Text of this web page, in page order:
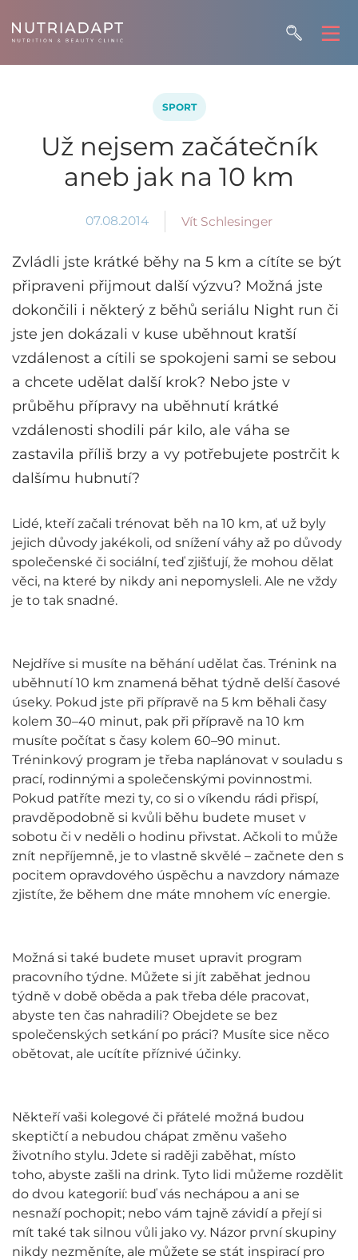
SPORT
Už nejsem začátečník
aneb jak na 10 km
07.08.2014 Vít Schlesinger
Zvládli jste krátké běhy na 5 km a cítíte se být
připraveni přijmout další výzvu? Možná jste
dokončili i některý z běhů seriálu Night run či
jste jen dokázali v kuse uběhnout kratší
vzdálenost a cítili se spokojeni sami se sebou
a chcete udělat další krok? Nebo jste v
průběhu přípravy na uběhnutí krátké
vzdálenosti shodili pár kilo, ale váha se
zastavila příliš brzy a vy potřebujete postrčit k
dalšímu hubnutí?
Lidé, kteří začali trénovat běh na 10 km, ať už byly
jejich důvody jakékoli, od snížení váhy až po důvody
společenské či sociální, teď zjišťují, že mohou dělat
věci, na které by nikdy ani nepomysleli. Ale ne vždy
je to tak snadné.
Nejdříve si musíte na běhání udělat čas. Trénink na
uběhnutí 10 km znamená běhat týdně delší časové
úseky. Pokud jste při přípravě na 5 km běhali časy
kolem 30–40 minut, pak při přípravě na 10 km
musíte počítat s časy kolem 60–90 minut.
Tréninkový program je třeba naplánovat v souladu s
prací, rodinnými a společenskými povinnostmi.
Pokud patříte mezi ty, co si o víkendu rádi přispí,
pravděpodobně si kvůli běhu budete muset v
sobotu či v neděli o hodinu přivstat. Ačkoli to může
znít nepříjemně, je to vlastně skvělé – začnete den s
pocitem opravdového úspěchu a navzdory námaze
zjistíte, že během dne máte mnohem víc energie.
Možná si také budete muset upravit program
pracovního týdne. Můžete si jít zaběhat jednou
týdně v době oběda a pak třeba déle pracovat,
abyste ten čas nahradili? Obejdete se bez
společenských setkání po práci? Musíte sice něco
obětovat, ale ucítíte příznivé účinky.
Někteří vaši kolegové či přátelé možná budou
skeptičtí a nebudou chápat změnu vašeho
životního stylu. Jdete si raději zaběhat, místo
toho, abyste zašli na drink. Tyto lidi můžeme rozdělit
do dvou kategorií: buď vás nechápou a ani se
nesnaží pochopit; nebo vám tajně závidí a přejí si
mít také tak silnou vůli jako vy. Názor první skupiny
nikdy nezměníte, ale můžete se stát inspirací pro